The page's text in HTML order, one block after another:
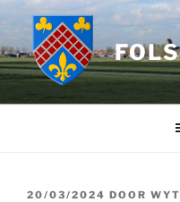
de
inhoud
GEPLAATST
20/03/2024 DOOR